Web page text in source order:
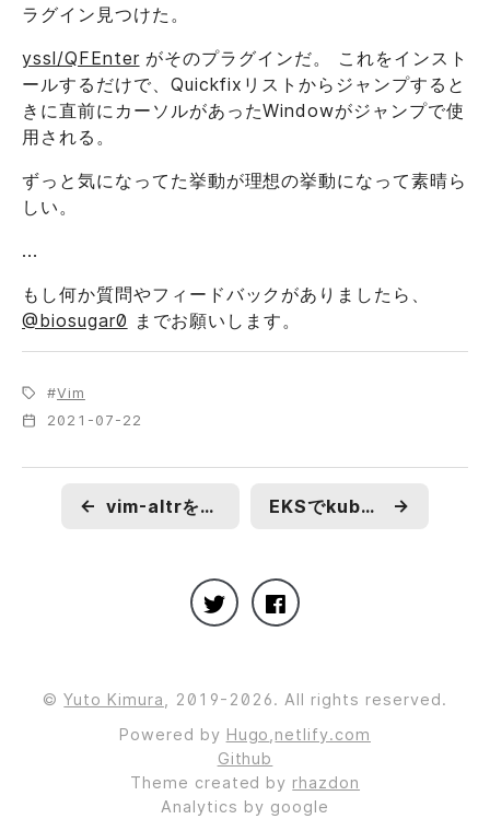
ラグイン見つけた。
yssl/QFEnterがそのプラグインだ。 これをインスト
ールするだけで、Quickfixリストからジャンプすると
きに直前にカーソルがあったWindowがジャンプで使
用される。
ずっと気になってた挙動が理想の挙動になって素晴ら
しい。
...
もし何か質問やフィードバックがありましたら、
@biosugar0 までお願いします。
Vim
2021-07-22
← vim-altrを使ってGoのテストファイルにジャンプする際に存在しなかったらファイルを作る設定 EKSでkubeconfigの認証情報とエンドポイントのみを更新する →
©Yuto Kimura
, 2019-2026. All rights reserved.
Powered by Hugo netlify.com
Github
Theme created by rhazdon
Analytics by google